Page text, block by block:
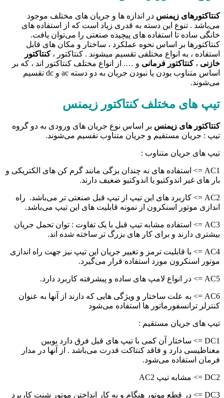
کنتاکتور‌های زیمنس در اندازه ها و جریان های مختلف موجود
می‌باشد . تنوع این دسته به قدری زیاد است که از استفاده های
خانگی ساده تا استفاده های پیچیده صنعتی را می‌توان یافت.
کنتاکتورها بر اساس نحوه عملکرد ، ساختار و مکان های قابل
استفاده ، به انواع مختلفی تقسیم میشوند . کنتاکتور ، کنتاکتور
خازنی ،کنتاکتور فرمانی و …. از انواع مختلف کنتاکتور اند ، که بر
اساس متناوب بودن یا نبودن جریان به دو دسته ac و dc تقسیم
می‌شوند.
تیپ های مختلف کنتاکتور زیمنس
کنتاکتور های زیمنس بر اساس نوع جریان های ورودی به دو گروه
تیپ : جریان مستقیم و جریان متناوب تقسیم می‌شوند.
تیپ های جریان متناوب :
AC1 => استفاده های نه چندان بزگی مانند گرم کن های الکتریکی و
بار های غیر اندوکتیو یا اندوکتیو ضعیف دارند.
AC2 => کاربرد های این تیپ از تیپ قبل صنعتی تر می‌باشد. راه
اندازی موتور اسنکرون از نمونه قابلیت های این تیپ می‌باشد.
AC3 => استفاده مشابه تیپ قبل با یک تفاوت : توان تحمل جریان
بیشتری دارند و برای کار های بزرگ تر ساخته شده اند.
AC4 => با قابلیت ترمز و تغییر جریان این تیپ نیز جهت راه اندازی
موتور اسنکرون مورد استفاده قرار می‌گیرد.
AC5 => در انواع لامپ های ساده و پیشرفته کاربرد دارد.
AC6 => به علت ساختار و ویژگی هایی که دارند از آنها به عنوان
کنترلر ترانسفورماتور ها استفاده می‌شود
تیپ های جریان مستقیم :
DC1 => ساختار آن کمی با تیپ های قبل فرق دارد بوبین
مغناظیسی دارد و فاقد کنتاکت قدرت می‌باشد . از آنها در مدار
فرمان استفاده می‌شود.
DC2 => مشابه تیپ AC2
DC3 => در قطع موتور هنگام و به کار انداختن موتور شنت کاربرد